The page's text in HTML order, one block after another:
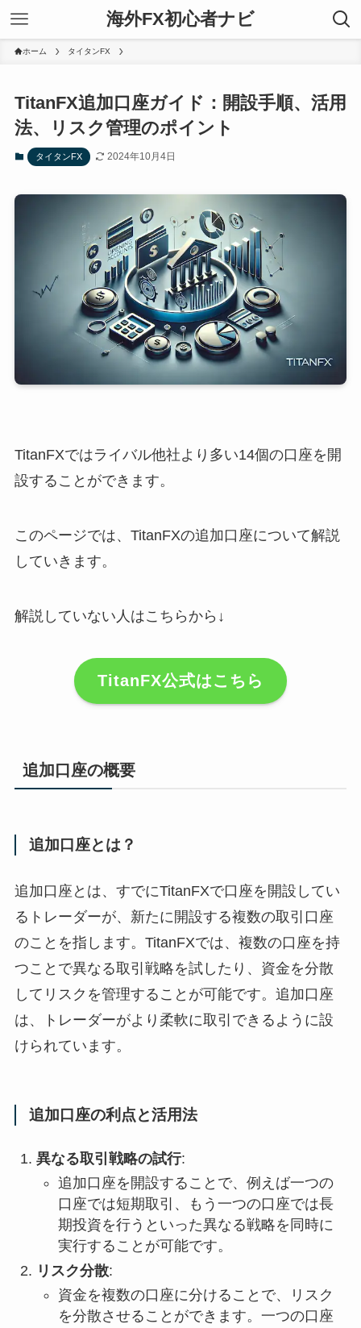
海外FX初心者ナビ
ホーム タイタンFX
TitanFX追加口座ガイド：開設手順、活用
法、リスク管理のポイント
タイタンFX 2024年10月4日
TitanFXではライバル他社より多い14個の口座を開
設することができます。
このページでは、TitanFXの追加口座について解説
していきます。
解説していない人はこちらから↓
TitanFX公式はこちら
追加口座の概要
追加口座とは？
追加口座とは、すでにTitanFXで口座を開設してい
るトレーダーが、新たに開設する複数の取引口座
のことを指します。TitanFXでは、複数の口座を持
つことで異なる取引戦略を試したり、資金を分散
してリスクを管理することが可能です。追加口座
は、トレーダーがより柔軟に取引できるように設
けられています。
追加口座の利点と活用法
異なる取引戦略の試行:
追加口座を開設することで、例えば一つの
口座では短期取引、もう一つの口座では長
期投資を行うといった異なる戦略を同時に
実行することが可能です。
リスク分散:
資金を複数の口座に分けることで、リスク
を分散させることができます。一つの口座